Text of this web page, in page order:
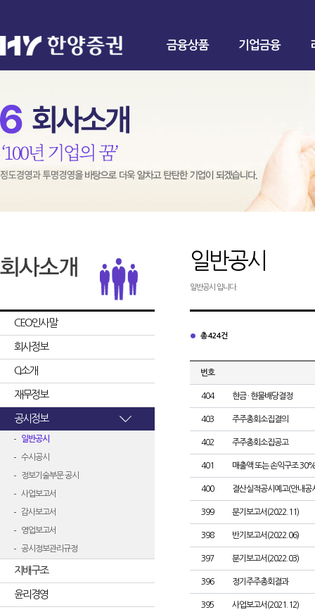
금융상품 기업금융
CEO인사말
회사정보
CI소개
재무정보
공시정보
일반공시
수시공시
정보기술부문 공시
사업보고서
감사보고서
영업보고서
공시정보관리규정
지배구조
윤리경영
일반공시
일반공시 입니다.
총 424건
번호
404 현금 · 현물배당결정
403 주주총회소집결의
402 주주총회소집공고
401 매출액 또는 손익구조
400 결산실적공시예고(안내공
399 분기보고서(2022.11)
398 반기보고서(2022.06)
397 분기보고서(2022.03)
396 정기주주총회결과
395 사업보고서(2021.12)